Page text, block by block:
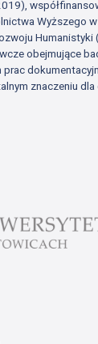
Wyższego w
Humanistyki
obejmujące
znaczeniu